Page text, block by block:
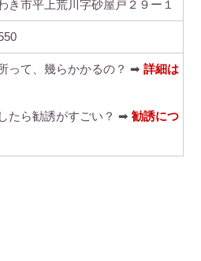
き市平上荒川字砂屋戸２９ー１
って、幾らかかるの？ ➡ 詳細は
たら勧誘がすごい？ ➡ 勧誘につ